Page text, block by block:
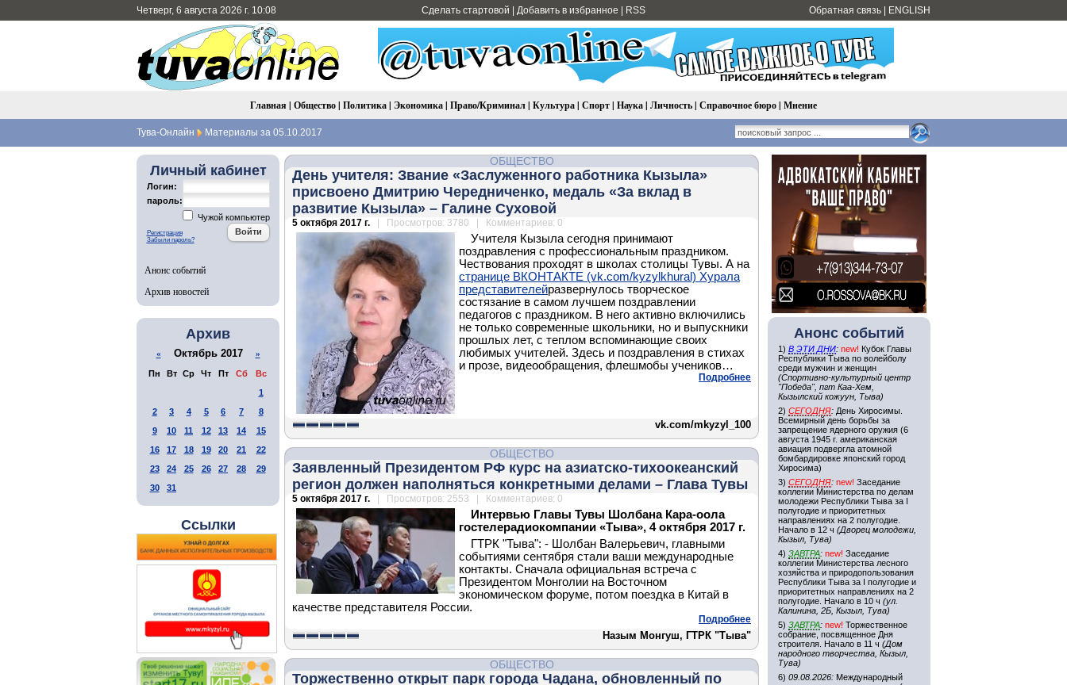
Четверг, 6 августа 2026 г. 10:08 Сделать стартовой Добавить в избранное RSS Обратная связь ENGLISH
Главная | Общество| Политика| Экономика| Право/Криминал| Культура| Спорт| Наука| Личность| Справочное бюро| Мнение
Тува-Онлайн Материалы за 05.10.2017
Личный кабинет
Логин:
пароль:
Чужой компьютер
Регистрация
Забыли пароль?
Анонс событий
Архив новостей
Архив
« Октябрь 2017 »
Пн Вт Ср Чт Пт Сб
Вс
1
2
3 4 5 6 7
8
9
10 11 12 13 14
15
16
17 18 19 20 21
22
23
24 25 26 27 28
29
30
31
Ссылки
ОБЩЕСТВО
День учителя: Звание «Заслуженного работника Кызыла»
присвоено Дмитрию Чередниченко, медаль «За вклад в
развитие Кызыла» – Галине Суховой
5 октября 2017 г. | Просмотров: 3780 | Комментариев: 0
Учителя Кызыла сегодня принимают
поздравления с профессиональным праздником.
Чествования проходят в школах столицы Тувы. А на
странице ВКОНТАКТЕ (vk.com/kyzylkhural) Хурала
представителейразвернулось творческое
состязание в самом лучшем поздравлении
педагогов с праздником. В него активно включились
не только современные школьники, но и выпускники
прошлых лет, с теплом вспоминающие своих
любимых учителей. Здесь и поздравления в стихах
и прозе, видеообращения, флешмобы учеников…
Подробнее
vk.com/mkyzyl_100
ОБЩЕСТВО
Заявленный Президентом РФ курс на азиатско-тихоокеанский
регион должен наполняться конкретными делами – Глава Тувы
5 октября 2017 г. | Просмотров: 2553 | Комментариев: 0
Интервью Главы Тувы Шолбана Кара-оола
гостелерадиокомпании «Тыва», 4 октября 2017 г.
ГТРК "Тыва": - Шолбан Валерьевич, главными
событиями сентября стали ваши международные
контакты. Сначала официальная встреча с
Президентом Монголии на Восточном
экономическом форуме, потом поездка в Китай в
качестве представителя России.
Подробнее
Назым Монгуш, ГТРК "Тыва"
ОБЩЕСТВО
Торжественно открыт парк города Чадана, обновленный по
Анонс событий
1) В ЭТИ ДНИ: new! Кубок Главы
Республики Тыва по волейболу
среди мужчин и женщин
(Спортивно-культурный центр
"Победа", пгт Каа-Хем,
Кызылский кожуун, Тыва)
2) СЕГОДНЯ: День Хиросимы.
Всемирный день борьбы за
запрещение ядерного оружия (6
августа 1945 г. американская
авиация подвергла атомной
бомбардировке японский город
Хиросима)
3) СЕГОДНЯ: new! Заседание
коллегии Министерства по делам
молодежи Республики Тыва за I
полугодие и приоритетных
направлениях на 2 полугодие.
Начало в 12 ч (Дворец молодежи,
Кызыл, Тува)
4) ЗАВТРА: new! Заседание
коллегии Министерства лесного
хозяйства и природопользования
Республики Тыва за I полугодие и
приоритетных направлениях на 2
полугодие. Начало в 10 ч (ул.
Калинина, 2Б, Кызыл, Тува)
5) ЗАВТРА: new! Торжественное
собрание, посвященное Дня
строителя. Начало в 11 ч (Дом
народного творчества, Кызыл,
Тува)
6) 09.08.2026: Международный